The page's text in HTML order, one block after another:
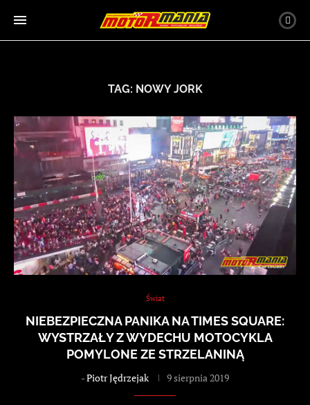
TAG: NOWY JORK
Świat
NIEBEZPIECZNA PANIKA NA TIMES SQUARE:
WYSTRZAŁY Z WYDECHU MOTOCYKLA
POMYLONE ZE STRZELANINĄ
-Piotr Jędrzejak 9 sierpnia 2019